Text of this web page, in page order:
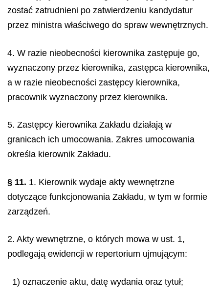
zostać zatrudnieni po zatwierdzeniu kandydatur
przez ministra właściwego do spraw wewnętrznych.
4. W razie nieobecności kierownika zastępuje go,
wyznaczony przez kierownika, zastępca kierownika,
a w razie nieobecności zastępcy kierownika,
pracownik wyznaczony przez kierownika.
5. Zastępcy kierownika Zakładu działają w
granicach ich umocowania. Zakres umocowania
określa kierownik Zakładu.
§ 11. 1. Kierownik wydaje akty wewnętrzne
dotyczące funkcjonowania Zakładu, w tym w formie
zarządzeń.
2. Akty wewnętrzne, o których mowa w ust. 1,
podlegają ewidencji w repertorium ujmującym:
1) oznaczenie aktu, datę wydania oraz tytuł;